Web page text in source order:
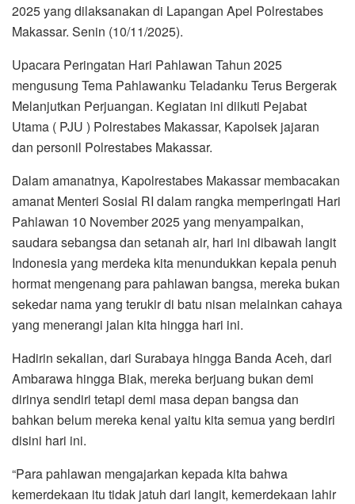
2025 yang dilaksanakan di Lapangan Apel Polrestabes
Makassar. Senin (10/11/2025).
Upacara Peringatan Hari Pahlawan Tahun 2025
mengusung Tema Pahlawanku Teladanku Terus Bergerak
Melanjutkan Perjuangan. Kegiatan ini diikuti Pejabat
Utama ( PJU ) Polrestabes Makassar, Kapolsek jajaran
dan personil Polrestabes Makassar.
Dalam amanatnya, Kapolrestabes Makassar membacakan
amanat Menteri Sosial RI dalam rangka memperingati Hari
Pahlawan 10 November 2025 yang menyampaikan,
saudara sebangsa dan setanah air, hari ini dibawah langit
Indonesia yang merdeka kita menundukkan kepala penuh
hormat mengenang para pahlawan bangsa, mereka bukan
sekedar nama yang terukir di batu nisan melainkan cahaya
yang menerangi jalan kita hingga hari ini.
Hadirin sekalian, dari Surabaya hingga Banda Aceh, dari
Ambarawa hingga Biak, mereka berjuang bukan demi
dirinya sendiri tetapi demi masa depan bangsa dan
bahkan belum mereka kenal yaitu kita semua yang berdiri
disini hari ini.
“Para pahlawan mengajarkan kepada kita bahwa
kemerdekaan itu tidak jatuh dari langit, kemerdekaan lahir